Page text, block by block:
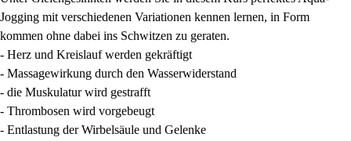
Jogging mit verschiedenen Variationen kennen lernen, in Form
kommen ohne dabei ins Schwitzen zu geraten.
- Herz und Kreislauf werden gekräftigt
- Massagewirkung durch den Wasserwiderstand
- die Muskulatur wird gestrafft
- Thrombosen wird vorgebeugt
- Entlastung der Wirbelsäule und Gelenke